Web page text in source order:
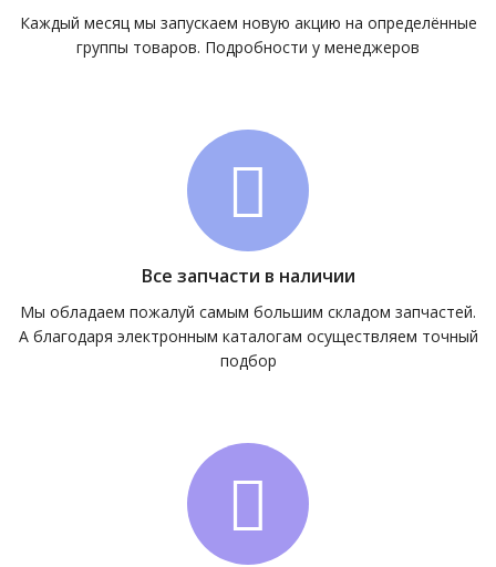
Каждый месяц мы запускаем новую акцию на определённые
группы товаров. Подробности у менеджеров
Все запчасти в наличии
Мы обладаем пожалуй самым большим складом запчастей.
А благодаря электронным каталогам осуществляем точный
подбор